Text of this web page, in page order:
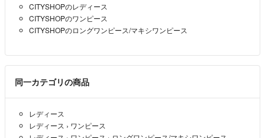
CITYSHOPのレディース
CITYSHOPのワンピース
CITYSHOPのロングワンピース/マキシワンピース
同一カテゴリの商品
レディース
レディース › ワンピース